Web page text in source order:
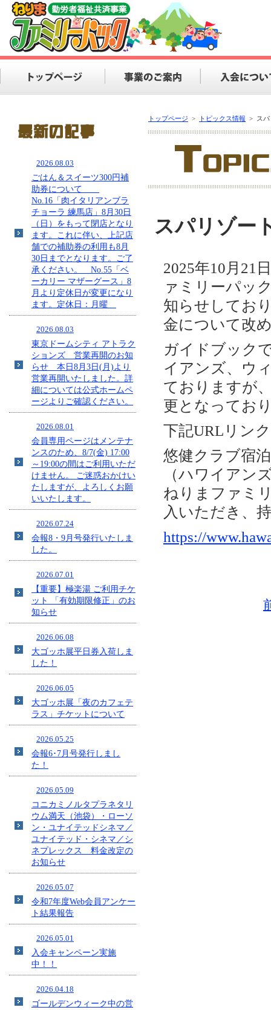
2026.08.03
ごはん＆スイーツ300円補
助券について
No.16「肉イタリアンブラ
チョーラ 練馬店」8月30日
（日）をもって閉店となり
ます。これに伴い、上記店
舗での補助券の利用も8月
30日までとなります。ご了
承ください。 No.55「ベ
ーカリー マザーグース」8
月より定休日が変更になり
ます。定休日：月曜
2026.08.03
東京ドームシティ アトラク
ションズ 営業再開のお知
らせ 本日8月3日(月)より
営業再開いたしました。詳
細については公式ホームペ
ージよりご確認ください。
2026.08.01
会員専用ページはメンテナ
ンスのため、8/7(金) 17:00
～19:00の間はご利用いただ
けません。 ご迷惑おかけい
たしますが、よろしくお願
いいたします。
2026.07.24
会報8・9月号発行いたしま
した。
2026.07.01
【重要】極楽湯 ご利用チケ
ット 「有効期限修正」のお
知らせ
2026.06.08
大ゴッホ展平日券入荷しま
した！
2026.06.05
大ゴッホ展「夜のカフェテ
ラス」チケットについて
2026.05.25
会報6･7月号発行しまし
た！
2026.05.09
コニカミノルタプラネタリ
ウム満天（池袋）・ローソ
ン・ユナイテッドシネマ／
ユナイテッド・シネマ／シ
ネプレックス 料金改定の
お知らせ
2026.05.07
令和7年度Web会員アンケー
ト結果報告
2026.05.01
入会キャンペーン実施
中！！
2026.04.18
ゴールデンウィーク中の営
トップページ > トピックス情報 > ス
スパリゾー
2025年10月21
ァミリーパッ
知らせしてお
金について改
ガイドブック
イアンズ、ウ
ておりますが
更となってお
下記URLリン
悠健クラブ宿
（ハワイアン
ねりまファミ
入いただき、
https://